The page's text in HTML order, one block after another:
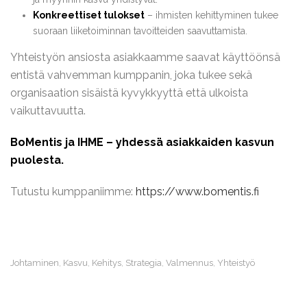
Konkreettiset tulokset– ihmisten kehittyminen tukee
suoraan liiketoiminnan tavoitteiden saavuttamista.
Yhteistyön ansiosta asiakkaamme saavat käyttöönsä
entistä vahvemman kumppanin, joka tukee sekä
organisaation sisäistä kyvykkyyttä että ulkoista
vaikuttavuutta.
BoMentis ja IHME – yhdessä asiakkaiden kasvun
puolesta.
Tutustu kumppaniimme: https://www.bomentis.fi
Johtaminen, Kasvu, Kehitys, Strategia, Valmennus, Yhteistyö